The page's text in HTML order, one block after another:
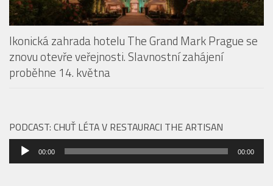
proběhne 14. května
PODCAST: CHUŤ LÉTA V RESTAURACI THE ARTISAN
SPA RESORTY
Storytelling, který se nevypráví jen slovy.